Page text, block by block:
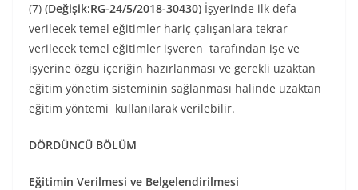
(7) (Değişik:RG-24/5/2018-30430) İşyerinde ilk defa
verilecek temel eğitimler hariç çalışanlara tekrar
verilecek temel eğitimler işveren tarafından işe ve
işyerine özgü içeriğin hazırlanması ve gerekli uzaktan
eğitim yönetim sisteminin sağlanması halinde uzaktan
eğitim yöntemi kullanılarak verilebilir.
DÖRDÜNCÜ BÖLÜM
Eğitimin Verilmesi ve Belgelendirilmesi